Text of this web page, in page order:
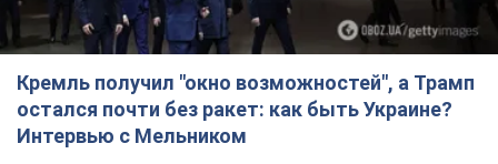
Кремль получил "окно возможностей", а Трамп
остался почти без ракет: как быть Украине?
Интервью с Мельником